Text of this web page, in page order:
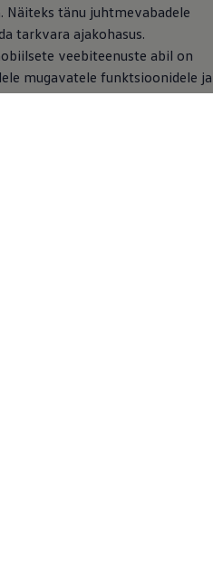
tänu juhtmevabadele
tarkvara ajakohasus.
veebiteenuste abil on
mugavatele funktsioonidele ja
elu. Volkswageni rakendusega